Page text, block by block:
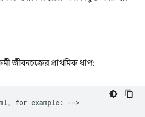
জীবনচক্রের প্রাথমিক ধাপ:
for example: -->